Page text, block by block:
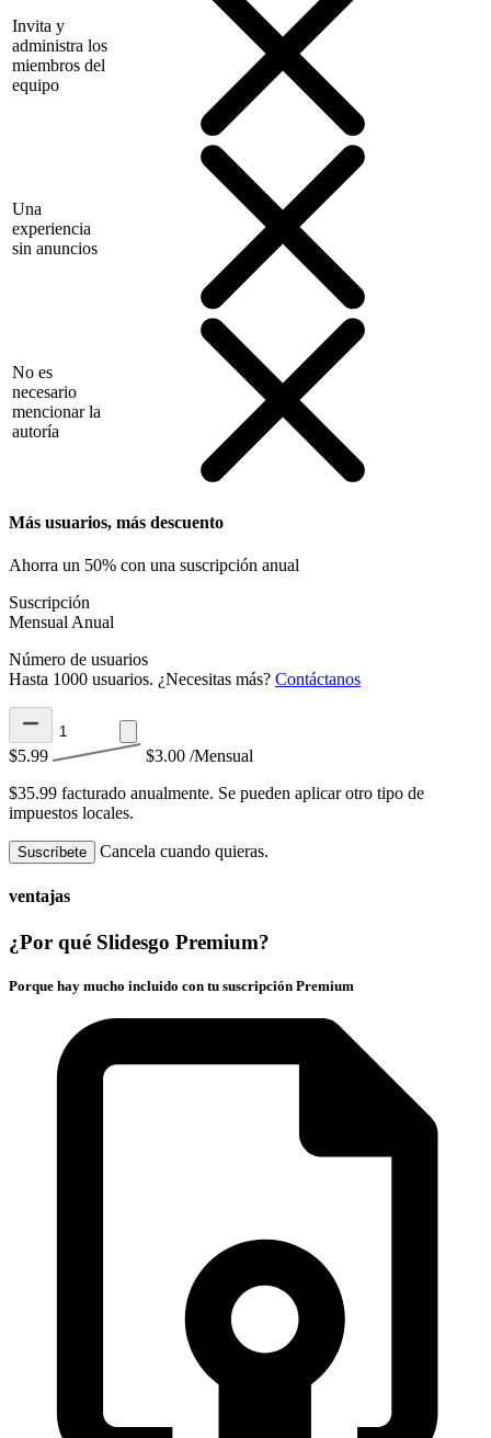
Invita y
administra los
miembros del
equipo
Una
experiencia
sin anuncios
No es
necesario
mencionar la
autoría
Más usuarios, más descuento
Ahorra un 50% con una suscripción anual
Suscripción
Mensual Anual
Número de usuarios
Hasta 1000 usuarios. ¿Necesitas más? Contáctanos
$5.99 $3.00 /Mensual
$35.99 facturado anualmente. Se pueden aplicar otro tipo de
impuestos locales.
Suscríbete Cancela cuando quieras.
ventajas
¿Por qué Slidesgo Premium?
Porque hay mucho incluido con tu suscripción Premium